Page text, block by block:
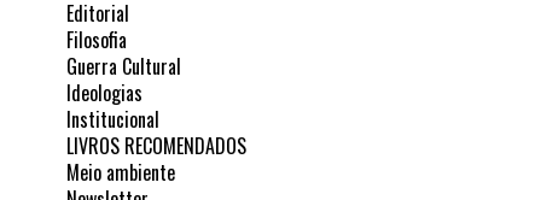
Editorial
Filosofia
Guerra Cultural
Ideologias
Institucional
LIVROS RECOMENDADOS
Meio ambiente